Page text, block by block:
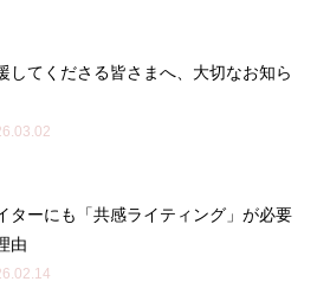
してくださる皆さまへ、大切なお知ら
ターにも「共感ライティング」が必要
由